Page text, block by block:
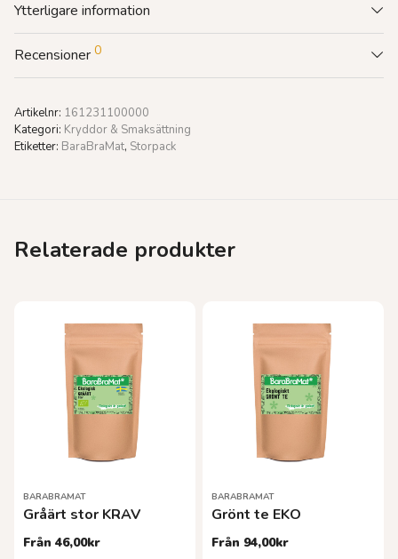
Ytterligare information
Recensioner 0
Artikelnr: 161231100000
Kategori: Kryddor & Smaksättning
Etiketter: BaraBraMat, Storpack
Relaterade produkter
BARABRAMAT
Gråärt stor KRAV
Från 46,00kr
BARABRAMAT
Grönt te EKO
Från 94,00kr